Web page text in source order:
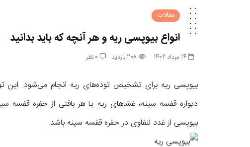
مقالات
انواع بیوپسی ریه و هر آنچه که باید بدانید
14 مرداد 1402 208 بازدید 0 نظر
بیوپسی ریه برای تشخیص توده‌های ریه انجام می‌شود. این
دیواره قفسه سینه، غشاهای ریه یا هر بافتی از حفره قفسه
بیوپسی از غدد لنفاوی در حفره قفسه سینه باشد.